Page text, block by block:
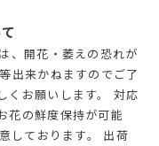
、開花・萎えの恐れが
出来かねますのでご了
くお願いします。 対応
花の鮮度保持が可能
しております。 出荷